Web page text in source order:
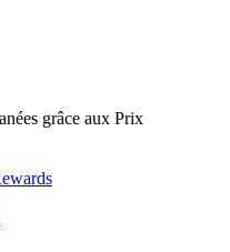
grâce aux Prix